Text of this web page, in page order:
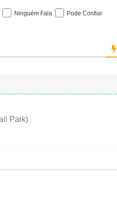
l
i
a
t
)
Ninguém Fala Pode Confiar
Park)